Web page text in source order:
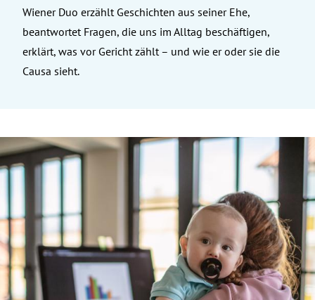
Wiener Duo erzählt Geschichten aus seiner Ehe,
beantwortet Fragen, die uns im Alltag beschäftigen,
erklärt, was vor Gericht zählt – und wie er oder sie die
Causa sieht.